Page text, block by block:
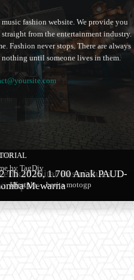
Ramaikan Blitarian
Blitar Resmi Buka
Expo
Th 2026, 1.700 Anak PAUD-
Mewarna
fashion website. We provide you
from the entertainment industry.
Fashion never stops. There are always
until someone lives in them.
by TagDiv
lifestyle
berita motogp